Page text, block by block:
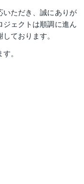
いただき、誠にありが
ジェクトは順調に進ん
ております。
。